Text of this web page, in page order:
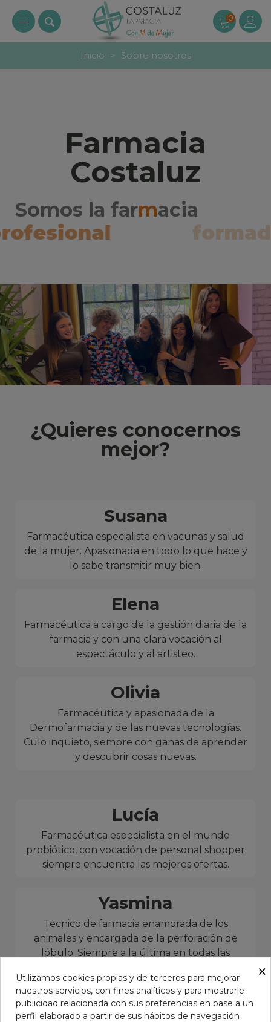
0
Inicio > Sobre nosotros
Farmacia
Costaluz
Somos la farmacia
profesional
¿Quieres conocernos
mejor?
Susana
Farmacéutica especialista en vacunas y salud
de la mujer. Apasionada en todo lo que hace y
lo sabe transmitir muy bien.
Elena
Farmacéutica a cargo de la gestión diaria de la
farmacia y con una clara vocación al
espectáculo y al artisteo.
Olivia
Farmacéutica y apasionada de la
Dermofarmacia y de las nuevas tecnologías.
Culo inquieto, siempre con ganas de aprender
y descubrir cosas nuevas.
Lucía
Farmacéutica especialista en el mundo
probiótico, con vocación de personal shopper
siempre encuentra las mejores ofertas.
Yasmina
Tecnico de farmacia enamorada de los
animales y encargada de la perforación de
lóbulo. Siempre a la última en todas las
tatuajes.
×
Utilizamos cookies propias y de terceros para mejorar
nuestros servicios, con fines analíticos y para mostrarle
publicidad relacionada con sus preferencias en base a un
perfil elaborado a partir de sus hábitos de navegación